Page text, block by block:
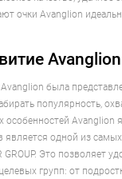
очки Avanglion
Avanglion
была
популярность,
Avanglion
является одной из
Это позволяет
групп: от